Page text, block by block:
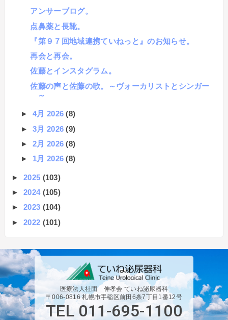
アンサーブログ。
点鼻薬と長靴。
『第９７回地域連携ていねっと』のお知らせ。
再会と再会。
佐藤とインスタグラム。
佐藤の声と佐藤の歌。～ヴォーカリストとシンガー
～
► 4月 2026(8)
► 3月 2026(9)
► 2月 2026(8)
► 1月 2026(8)
► 2025 (103)
► 2024 (105)
► 2023 (104)
► 2022 (101)
医療法人社団 伸孝会 ていね泌尿器科
〒006-0816 札幌市手稲区前田6条7丁目1番12号
TEL 011-695-1100